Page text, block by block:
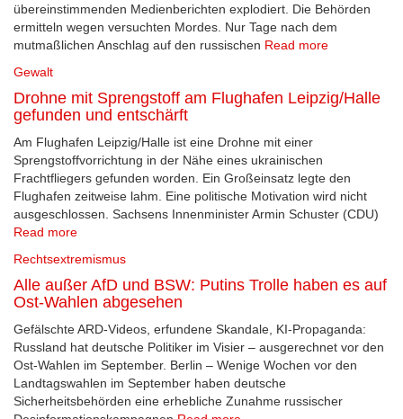
übereinstimmenden Medienberichten explodiert. Die Behörden
ermitteln wegen versuchten Mordes. Nur Tage nach dem
mutmaßlichen Anschlag auf den russischen Read more
Gewalt
Drohne mit Sprengstoff am Flughafen Leipzig/Halle
gefunden und entschärft
Am Flughafen Leipzig/Halle ist eine Drohne mit einer
Sprengstoffvorrichtung in der Nähe eines ukrainischen
Frachtfliegers gefunden worden. Ein Großeinsatz legte den
Flughafen zeitweise lahm. Eine politische Motivation wird nicht
ausgeschlossen. Sachsens Innenminister Armin Schuster (CDU)
Read more
Rechtsextremismus
Alle außer AfD und BSW: Putins Trolle haben es auf
Ost-Wahlen abgesehen
Gefälschte ARD-Videos, erfundene Skandale, KI-Propaganda:
Russland hat deutsche Politiker im Visier – ausgerechnet vor den
Ost-Wahlen im September. Berlin – Wenige Wochen vor den
Landtagswahlen im September haben deutsche
Sicherheitsbehörden eine erhebliche Zunahme russischer